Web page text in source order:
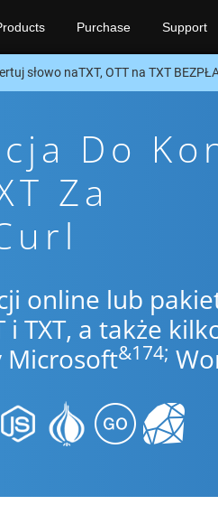
Purchase Support
słowo naTXT, OTT na TXT
Do
Za
online lub
TXT, a także
&174;